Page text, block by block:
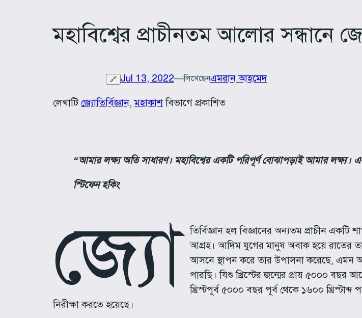
মহাবিশ্বের প্রাচীনতম আলোর সন্ধানে
🔗 Jul 13, 2022—লিখেছেনএমরান আহমেদ
লেখাটিজ্যোতির্বিজ্ঞান, মহাকাশবিভাগে প্রকাশিত
“আমার লক্ষ্য অতি সাধারণ। মহাবিশ্বের একটি পরিপূর্ণ বোঝাপড়াই আমার লক্ষ্য।
স্টিফেন হকিং
জ্যো
তির্বিজ্ঞান হল বিজ্ঞানের অন্যতম প্রাচীন
আগ্রহ। আদিম যুগের মানুষ অবাক হয়ে রাতের
আসনে স্থাপন করে তার উপাসনা করেছে, এমন
পারছি। যিশু খ্রিস্টের জন্মের প্রায় ৫০০০ বছর
খ্রিস্টপূর্ব ৫০০০ বছর পূর্ব থেকে ১৬০০
নিরীক্ষা করতে হয়েছে।